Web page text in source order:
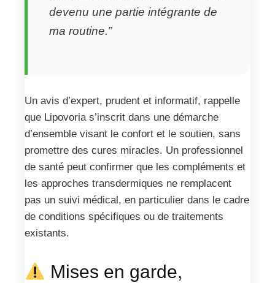
devenu une partie intégrante de
ma routine.”
Un avis d’expert, prudent et informatif, rappelle
que Lipovoria s’inscrit dans une démarche
d’ensemble visant le confort et le soutien, sans
promettre des cures miracles. Un professionnel
de santé peut confirmer que les compléments et
les approches transdermiques ne remplacent
pas un suivi médical, en particulier dans le cadre
de conditions spécifiques ou de traitements
existants.
Mises en garde,